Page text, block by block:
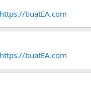
https.//buatEA.com
https.//buatEA.com